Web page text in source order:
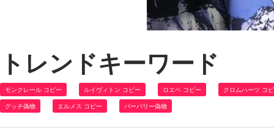
トレンドキーワード
モンクレール コピー ルイヴィトン コピー ロエベ コピー クロムハーツ コ
グッチ偽物 エルメス コピー バーバリー偽物